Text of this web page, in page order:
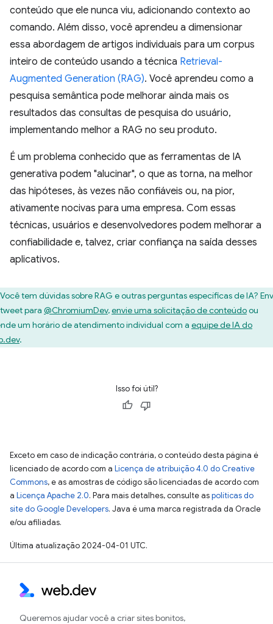
conteúdo que ele nunca viu, adicionando contexto ao
comando. Além disso, você aprendeu a dimensionar
essa abordagem de artigos individuais para um corpus
inteiro de conteúdo usando a técnica Retrieval-
Augmented Generation (RAG). Você aprendeu como a
pesquisa semântica pode melhorar ainda mais os
resultados das consultas de pesquisa do usuário,
implementando melhor a RAG no seu produto.
É um problema conhecido que as ferramentas de IA
generativa podem "alucinar", o que as torna, na melhor
das hipóteses, às vezes não confiáveis ou, na pior,
ativamente nocivas para uma empresa. Com essas
técnicas, usuários e desenvolvedores podem melhorar a
confiabilidade e, talvez, criar confiança na saída desses
aplicativos.
Você tem dúvidas sobre RAG e outras perguntas específicas de IA?
para @ChromiumDev,envie uma solicitação de conteúdoou
um horário de atendimento individual com a equipe de IA do
.
Isso foi útil?
Exceto em caso de indicação contrária, o conteúdo desta página é
licenciado de acordo com a Licença de atribuição 4.0 do Creative
Commons, e as amostras de código são licenciadas de acordo com
a Licença Apache 2.0. Para mais detalhes, consulte aspolíticas do
site do Google Developers. Java é uma marca registrada da Oracle
e/ou afiliadas.
Última atualização 2024-04-01 UTC.
Queremos ajudar você a criar sites bonitos,